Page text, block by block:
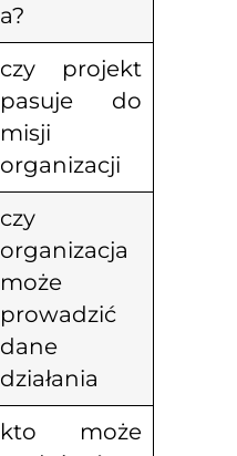
a?
czy projekt
pasuje do
misji
organizacji
czy
organizacja
może
prowadzić
dane
działania
kto może